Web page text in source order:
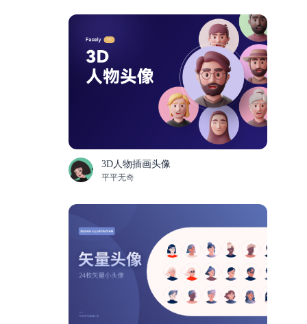
3D人物插画头像
平平无奇